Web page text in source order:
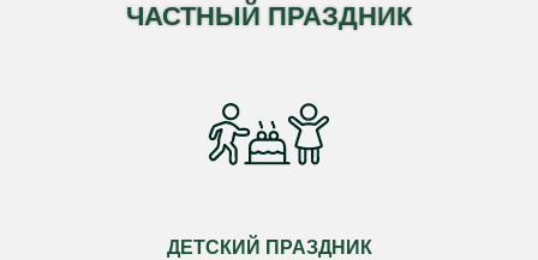
ЧАСТНЫЙ ПРАЗДНИК
ДЕТСКИЙ ПРАЗДНИК